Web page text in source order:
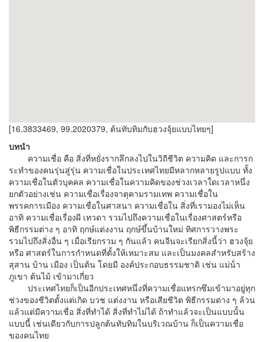
[16.3833469, 99.2020379, ต้นทับทิมกับฮวงจุ้ยแบบไทยๆ]
บทนำ
ความเชื่อ คือ สิ่งที่หยั่งรากลึกลงไปในวิถีชีวิต ความคิด และการก
ระทําของคนรุ่นสู่รุ่น ความเชื่อในประเทศไทยมีหลากหลายรูปแบบ ทั้ง
ความเชื่อในตัวบุคคล ความเชื่อในความคิดของช่วงเวลาใดเวลาหนึ่ง
ยกตัวอย่างเช่น ความเชื่อเรื่องจาตุคามรามเทพ ความเชื่อใน
พรรคการเมือง ความเชื่อในศาสนา ความเชื่อใน สิ่งที่เรามองไม่เห็น
อาทิ ความเชื่อเรื่องผี เทวดา รวมไปถึงความเชื่อในเรื่องศาสตร์หรือ
พิธีกรรมต่าง ๆ อาทิ ฤกษ์แต่งงาน ฤกษ์ขึ้นบ้านใหม่ ทิศการวางพระ
รวมไปถึงสิ่งอื่น ๆ เมื่อเรียกรวม ๆ กันแล้ว คนจีนจะเรียกสิ่งนี้ว่า ฮวงจุ้ย
หรือ ศาสตร์ในการกําหนดที่ตั้งให้เหมาะสม และเป็นมงคลสําหรับสร้าง
สุสาน บ้าน เมือง เป็นต้น โดยมี องค์ประกอบธรรมชาติ เช่น แม่น้ํา
ภูเขา ต้นไม้ เข้ามาเกี่ยว
ประเทศไทยก็เป็นอีกประเทศหนึ่งที่ความเชื่อแทรกซึมเข้ามาอยู่ทุก
ช่วงของชีวิตตั้งแต่เกิด บวช แต่งงาน หรือเสียชีวิต พิธีกรรมต่าง ๆ ล้วน
แล้วแต่มีความเชื่อ สิ่งที่ทําได้ สิ่งที่ทําไม่ได้ ถ้าทําแล้วจะเป็นแบบนั้น
แบบนี้ เช่นเดียวกับการปลูกต้นทับทิมในบริเวณบ้าน ก็เป็นความเชื่อ
ของคนไทย